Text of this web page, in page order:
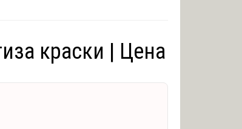
краски | Цена